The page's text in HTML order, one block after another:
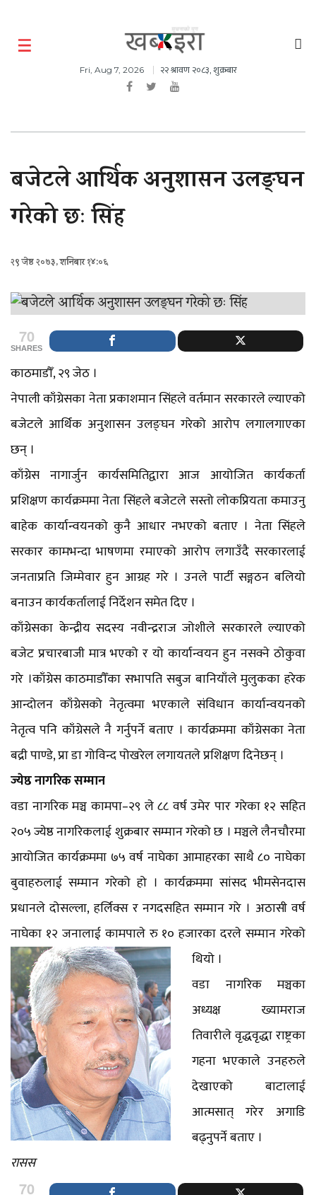
Fri, Aug 7, 2026 २२ श्रावण २०८३, शुक्रबार
बजेटले आर्थिक अनुशासन उलङ्घन
गरेको छः सिंह
२९ जेष्ठ २०७३, शनिबार १४:०६
70
SHARES
काठमाडौँ, २९ जेठ ।
नेपाली काँग्रेसका नेता प्रकाशमान सिंहले वर्तमान सरकारले ल्याएको
बजेटले आर्थिक अनुशासन उलङ्घन गरेको आरोप लगालगाएका
छन् ।
काँग्रेस नागार्जुन कार्यसमितिद्वारा आज आयोजित कार्यकर्ता
प्रशिक्षण कार्यक्रममा नेता सिंहले बजेटले सस्तो लोकप्रियता कमाउनु
बाहेक कार्यान्वयनको कुनै आधार नभएको बताए । नेता सिंहले
सरकार कामभन्दा भाषणमा रमाएको आरोप लगाउँदै सरकारलाई
जनताप्रति जिम्मेवार हुन आग्रह गरे । उनले पार्टी सङ्गठन बलियो
बनाउन कार्यकर्तालाई निर्देशन समेत दिए ।
काँग्रेसका केन्द्रीय सदस्य नवीन्द्रराज जोशीले सरकारले ल्याएको
बजेट प्रचारबाजी मात्र भएको र यो कार्यान्वयन हुन नसक्ने ठोकुवा
गरे ।काँग्रेस काठमाडौँका सभापति सबुज बानियाँले मुलुकका हरेक
आन्दोलन काँग्रेसको नेतृत्वमा भएकाले संविधान कार्यान्वयनको
नेतृत्व पनि काँग्रेसले नै गर्नुपर्ने बताए । कार्यक्रममा काँग्रेसका नेता
बद्री पाण्डे, प्रा डा गोविन्द पोखरेल लगायतले प्रशिक्षण दिनेछन् ।
ज्येष्ठ नागरिक सम्मान
वडा नागरिक मञ्च कामपा–२९ ले ८८ वर्ष उमेर पार गरेका १२ सहित
२०५ ज्येष्ठ नागरिकलाई शुक्रबार सम्मान गरेको छ । मञ्चले लैनचौरमा
आयोजित कार्यक्रममा ७५ वर्ष नाघेका आमाहरका साथै ८० नाघेका
बुवाहरुलाई सम्मान गरेको हो । कार्यक्रममा सांसद भीमसेनदास
प्रधानले दोसल्ला, हर्लिक्स र नगदसहित सम्मान गरे । अठासी वर्ष
नाघेका १२ जनालाई कामपाले रु १० हजारका दरले सम्मान गरेको
थियो ।
वडा नागरिक मञ्चका
अध्यक्ष ख्यामराज
तिवारीले वृद्धवृद्धा राष्ट्रका
गहना भएकाले उनहरुले
देखाएको बाटालाई
आत्मसात् गरेर अगाडि
बढ्नुपर्ने बताए ।
रासस
70